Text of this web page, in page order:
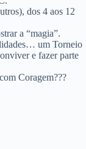
dos 4 aos 12
a “magia”.
um Torneio
e fazer parte
Coragem???